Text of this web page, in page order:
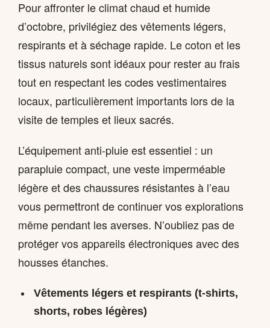
Pour affronter le climat chaud et humide
d’octobre, privilégiez des vêtements légers,
respirants et à séchage rapide. Le coton et les
tissus naturels sont idéaux pour rester au frais
tout en respectant les codes vestimentaires
locaux, particulièrement importants lors de la
visite de temples et lieux sacrés.
L’équipement anti-pluie est essentiel : un
parapluie compact, une veste imperméable
légère et des chaussures résistantes à l’eau
vous permettront de continuer vos explorations
même pendant les averses. N’oubliez pas de
protéger vos appareils électroniques avec des
housses étanches.
Vêtements légers et respirants (t-shirts,
shorts, robes légères)